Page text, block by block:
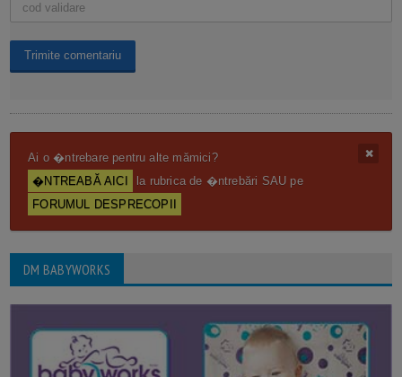
Ai o �ntrebare pentru alte mămici?
�NTREABĂ AICI
la rubrica de �ntrebări SAU pe
FORUMUL DESPRECOPII
DM BABYWORKS